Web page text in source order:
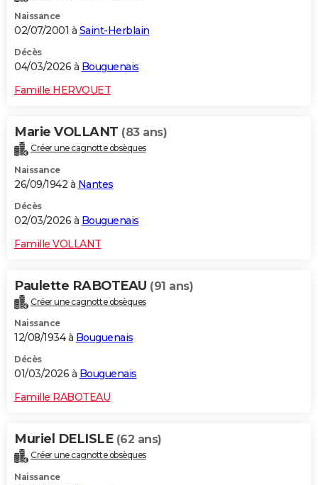
Naissance
02/07/2001 à Saint-Herblain
Décès
04/03/2026 à Bouguenais
Famille HERVOUET
Marie VOLLANT (83 ans)
Créer une cagnotte obsèques
Naissance
26/09/1942 à Nantes
Décès
02/03/2026 à Bouguenais
Famille VOLLANT
Paulette RABOTEAU (91 ans)
Créer une cagnotte obsèques
Naissance
12/08/1934 à Bouguenais
Décès
01/03/2026 à Bouguenais
Famille RABOTEAU
Muriel DELISLE (62 ans)
Créer une cagnotte obsèques
Naissance